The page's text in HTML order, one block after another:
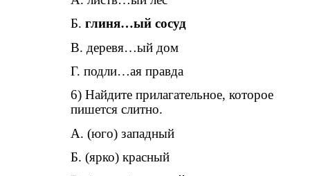
Б.глиня…ый сосуд
В. деревя…ый дом
Г. подли…ая правда
6) Найдите прилагательное, которое
пишется слитно.
А. (юго) западный
Б. (ярко) красный